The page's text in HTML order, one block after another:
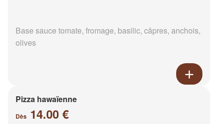
Base sauce tomate, fromage, basilic, câpres, anchois,
olives
Pizza hawaïenne
Dès 14.00 €